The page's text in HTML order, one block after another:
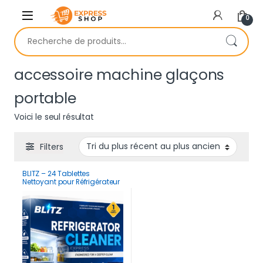
Skip to navigation
Skip to content
0
Recherche pour :
accessoire machine glaçons
portable
Voici le seul résultat
Filters
BLITZ – 24 Tablettes
Nettoyant pour Réfrigérateur
Complet pour 12 Mois